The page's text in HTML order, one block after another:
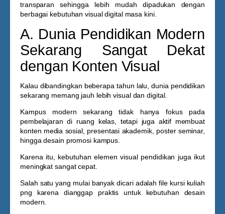
transparan sehingga lebih mudah dipadukan dengan
berbagai kebutuhan visual digital masa kini.
A. Dunia Pendidikan Modern
Sekarang Sangat Dekat
dengan Konten Visual
Kalau dibandingkan beberapa tahun lalu, dunia pendidikan
sekarang memang jauh lebih visual dan digital.
Kampus modern sekarang tidak hanya fokus pada
pembelajaran di ruang kelas, tetapi juga aktif membuat
konten media sosial, presentasi akademik, poster seminar,
hingga desain promosi kampus.
Karena itu, kebutuhan elemen visual pendidikan juga ikut
meningkat sangat cepat.
Salah satu yang mulai banyak dicari adalah file kursi kuliah
png karena dianggap praktis untuk kebutuhan desain
modern.